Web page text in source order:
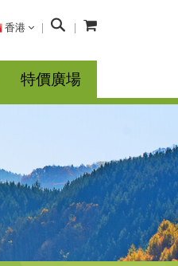
香港
搜
特價廣場